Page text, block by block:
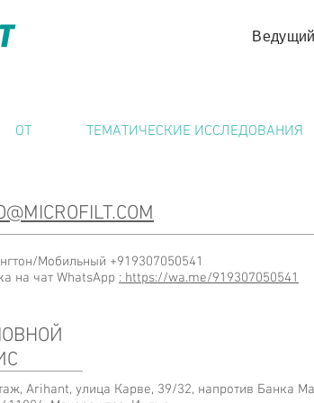
ОТ ТЕМАТИЧЕСКИЕ ИССЛЕДОВАНИЯ
Мобильный +919307050541
на чат WhatsApp : https://wa.me/919307050541
Arihant, улица Карве, 39/32, напротив Банка